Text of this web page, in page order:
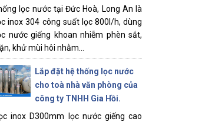
lọc nước tại Đức Hoà, Long An là
inox 304 công suất lọc 800l/h, dùng
nước giếng khoan nhiễm phèn sắt,
khử mùi hôi nhằm...
Lắp đặt hệ thống lọc nước
cho toà nhà văn phòng của
công ty TNHH Gia Hồi.
inox D300mm lọc nước giếng cao